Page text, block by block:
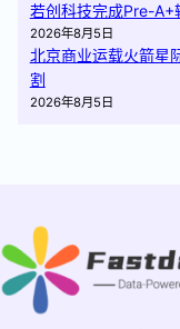
若创科技完成Pre-A+
2026年8月5日
北京商业运载火箭星
割
2026年8月5日